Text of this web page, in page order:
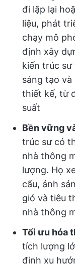
đi lặp lại
liệu, phát
chạy mô
định xây
kiến trúc
sáng tạo
thiết kế, từ
suất
Bền vững
trúc sư có
nhà thông
lượng. Họ
cấu, ánh
gió và tiêu
nhà thông
Tối ưu hóa
tích lượng
định xu